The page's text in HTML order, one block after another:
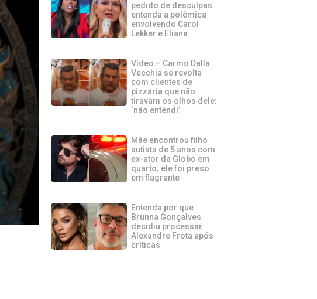
pedido de desculpas:
entenda a polêmica
envolvendo Carol
Lekker e Eliana
Vídeo – Carmo Dalla
Vecchia se revolta
com clientes de
pizzaria que não
tiravam os olhos dele:
‘não entendi’
Mãe encontrou filho
autista de 5 anos com
ex-ator da Globo em
quarto; ele foi preso
em flagrante
Entenda por que
Brunna Gonçalves
decidiu processar
Alexandre Frota após
críticas